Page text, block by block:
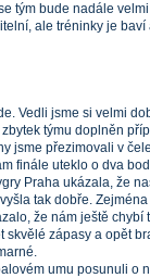
tým bude nadále
ale tréninky je
Vedli jsme si velmi
týmu doplněn
jsme přezimovali v
finále uteklo o dva
Praha ukázala, že
tak dobře.
že nám ještě chybí
zápasy a opět
umu posunuli o